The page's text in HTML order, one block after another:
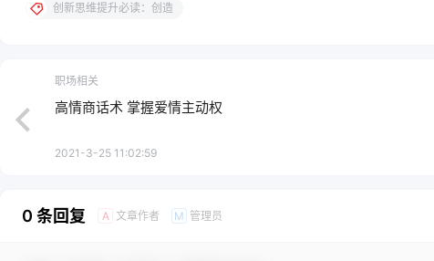
创新思维提升必读：创造
职场相关
高情商话术 掌握爱情主动权
2021-3-25 11:02:59
0 条回复 A 文章作者 M 管理员